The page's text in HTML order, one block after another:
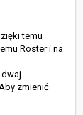
temu
Roster i na
zmienić